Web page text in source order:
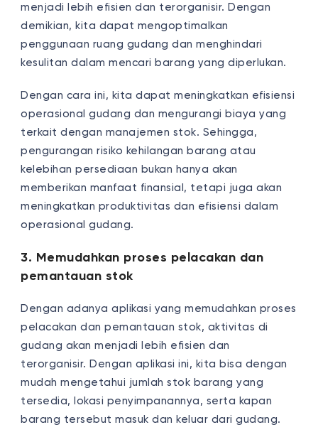
menjadi lebih efisien dan terorganisir. Dengan
demikian, kita dapat mengoptimalkan
penggunaan ruang gudang dan menghindari
kesulitan dalam mencari barang yang diperlukan.
Dengan cara ini, kita dapat meningkatkan efisiensi
operasional gudang dan mengurangi biaya yang
terkait dengan manajemen stok. Sehingga,
pengurangan risiko kehilangan barang atau
kelebihan persediaan bukan hanya akan
memberikan manfaat finansial, tetapi juga akan
meningkatkan produktivitas dan efisiensi dalam
operasional gudang.
3. Memudahkan proses pelacakan dan
pemantauan stok
Dengan adanya aplikasi yang memudahkan proses
pelacakan dan pemantauan stok, aktivitas di
gudang akan menjadi lebih efisien dan
terorganisir. Dengan aplikasi ini, kita bisa dengan
mudah mengetahui jumlah stok barang yang
tersedia, lokasi penyimpanannya, serta kapan
barang tersebut masuk dan keluar dari gudang.